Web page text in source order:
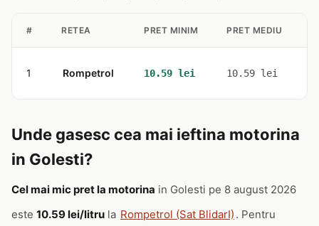
# RETEA PRET MINIM PRET MEDIU
1 Rompetrol 10.59 lei 10.59 lei
Unde gasesc cea mai ieftina motorina
in Golesti?
Cel mai mic pret la motorina in Golesti pe 8 august 2026
este 10.59 lei/litru la Rompetrol (Sat BlidarI) . Pentru